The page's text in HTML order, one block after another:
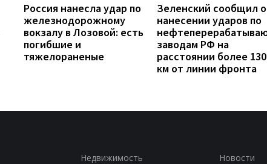
Россия нанесла удар по
железнодорожному
вокзалу в Лозовой: есть
погибшие и
тяжелораненые
Зеленский сообщил о
нанесении ударов по
заводам РФ на
расстоянии более
км от линии фронта
Недвижимость Новости